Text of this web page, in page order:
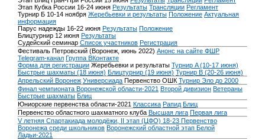
Этап Кубка России 16-24 июня Результаты Трансляции Регламент
Турнир Б 10-14 ноября Жеребьевки и результаты Положение Актуальная
информация
Парус надежды 16-22 июня Результаты Положение
Блицтурнир 12 июня Результаты
Судейский семинар Список участников Регистрация
Фестиваль Петровский (Воронеж, июнь 2022) Анонс на сайте ФШР
Telegram-канал Группа ВКонтакте
Форма для регистрации Жеребьевки и результаты Турнир A (10-17 июня)
Быстрые шахматы (18 июня) Блицтурнир (19 июня) Турнир B (20-26 июня)
Апрельский Воронеж Универсиада Первенство ОШК Турнир Эло до 2000
Финал чемпионата Воронежской области-2021 Второй дивизион Ветераны
Быстрые шахматы Блиц
Юниорские первенства области-2021 Классика Рапид Блиц
Первенство областного шахматного клуба Высшая лига Первая лига
V летняя Спартакиада молодёжи, II этап (ЦФО) 18-23 Первенство
Воронежа среди школьников Воронежский областной этап Белой
Ладьи-2021